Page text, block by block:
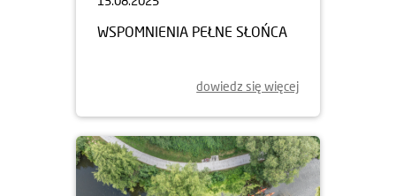
WSPOMNIENIA PEŁNE SŁOŃCA
dowiedz się więcej